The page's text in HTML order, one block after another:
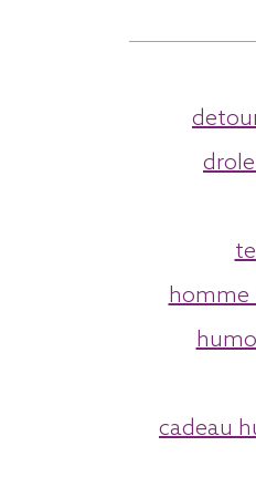
homme
cadeau